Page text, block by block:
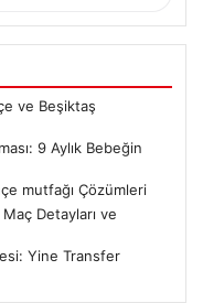
ve Beşiktaş
9 Aylık Bebeğin
mutfağı Çözümleri
Detayları ve
Yine Transfer